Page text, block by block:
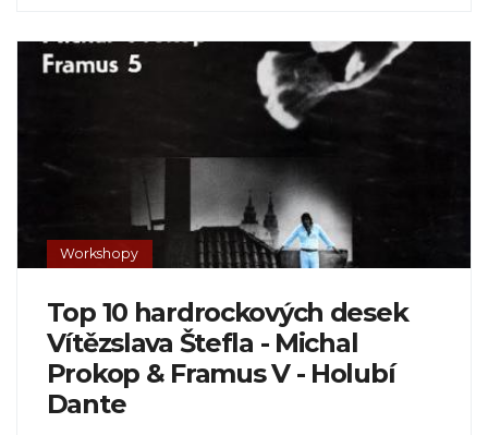
Workshopy
Top 10 hardrockových desek
Vítězslava Štefla - Michal
Prokop & Framus V - Holubí
Dante